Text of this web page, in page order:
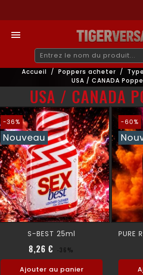

Accueil Poppers acheter
USA / CANADA
USA / CANADA
-36%
Nouveau
S-BEST 25ml
8,26 € Prix normal
-36%
Ajouter au panier
-60%